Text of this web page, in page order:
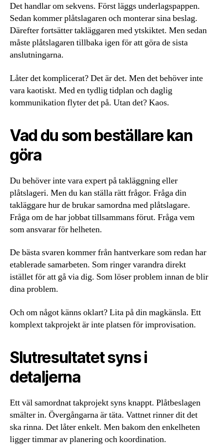
Det handlar om sekvens. Först läggs underlagspappen.
Sedan kommer plåtslagaren och monterar sina beslag.
Därefter fortsätter takläggaren med ytskiktet. Men sedan
måste plåtslagaren tillbaka igen för att göra de sista
anslutningarna.
Låter det komplicerat? Det är det. Men det behöver inte
vara kaotiskt. Med en tydlig tidplan och daglig
kommunikation flyter det på. Utan det? Kaos.
Vad du som beställare kan
göra
Du behöver inte vara expert på takläggning eller
plåtslageri. Men du kan ställa rätt frågor. Fråga din
takläggare hur de brukar samordna med plåtslagare.
Fråga om de har jobbat tillsammans förut. Fråga vem
som ansvarar för helheten.
De bästa svaren kommer från hantverkare som redan har
etablerade samarbeten. Som ringer varandra direkt
istället för att gå via dig. Som löser problem innan de blir
dina problem.
Och om något känns oklart? Lita på din magkänsla. Ett
komplext takprojekt är inte platsen för improvisation.
Slutresultatet syns i
detaljerna
Ett väl samordnat takprojekt syns knappt. Plåtbeslagen
smälter in. Övergångarna är täta. Vattnet rinner dit det
ska rinna. Det låter enkelt. Men bakom den enkelheten
ligger timmar av planering och koordination.